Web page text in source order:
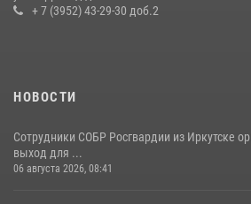
приняли участие в благотворительной акции
+ 7 (3952) 43-29-30 доб.2
НОВОСТИ
Сотрудники СОБР Росгвардии из Иркутске
выход для ...
06 августа 2026, 08:41